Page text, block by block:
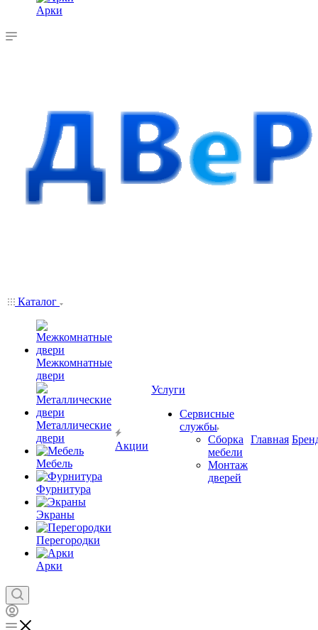
Арки
Каталог
Межкомнатные
двери
Металлические
двери
Мебель
Фурнитура
Экраны
Перегородки
Арки
Акции
Услуги
Сервисные
службы
Сборка
мебели
Монтаж
дверей
Главная